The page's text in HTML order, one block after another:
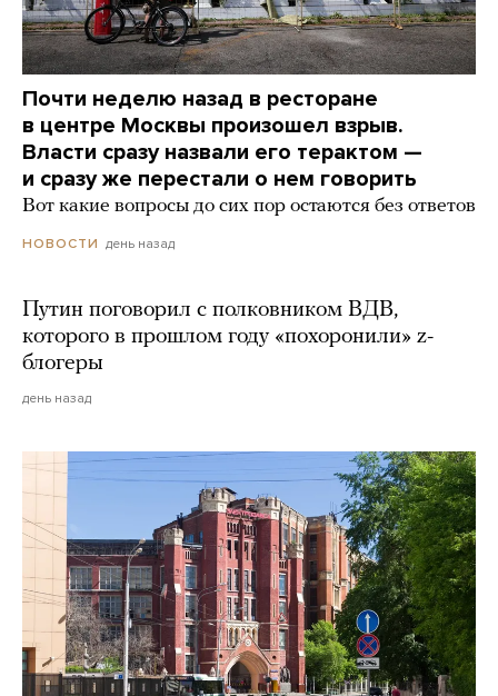
Почти неделю назад в ресторане
в центре Москвы произошел взрыв.
Власти сразу назвали его терактом —
и сразу же перестали о нем говорить
Вот какие вопросы до сих пор остаются без ответов
НОВОСТИ день назад
Путин поговорил с полковником ВДВ,
которого в прошлом году «похоронили» z-
блогеры
день назад